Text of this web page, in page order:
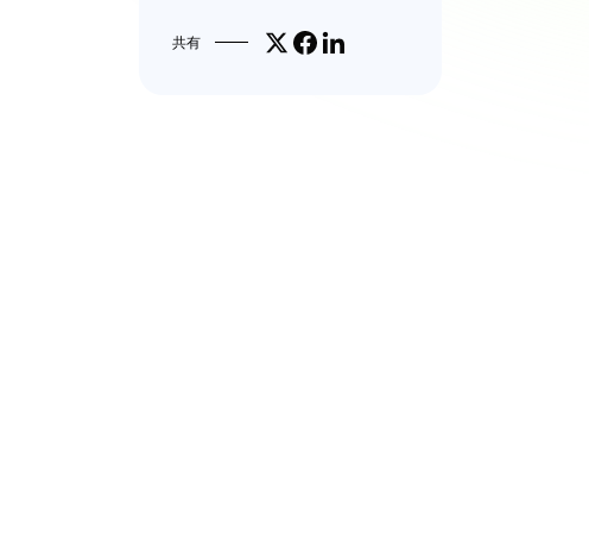
共有 Share on X
Facebookでシェア
LinkedInで共有